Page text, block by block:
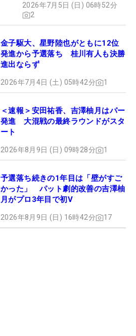
2026年7月5日 (日) 06時52分
2
金子駆大、星野陸也がともに12位
発進から予選落ち 桂川有人も決勝
進出ならず
2026年7月4日 (土) 05時42分 1
＜速報＞安田祐香、吉澤柚月はパー
発進 大混戦の最終ラウンドがスタ
ート
2026年8月9日 (日) 09時28分 1
予選落ち続きの1年目は「壁がすご
かった」 パット劇的改善の吉澤柚
月がプロ3年目で初V
2026年8月9日 (日) 16時42分 17